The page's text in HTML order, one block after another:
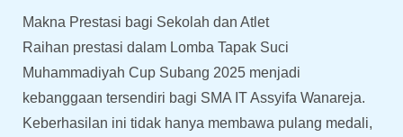
Makna Prestasi bagi Sekolah dan Atlet
Raihan prestasi dalam Lomba Tapak Suci
Muhammadiyah Cup Subang 2025 menjadi
kebanggaan tersendiri bagi SMA IT Assyifa Wanareja.
Keberhasilan ini tidak hanya membawa pulang medali,